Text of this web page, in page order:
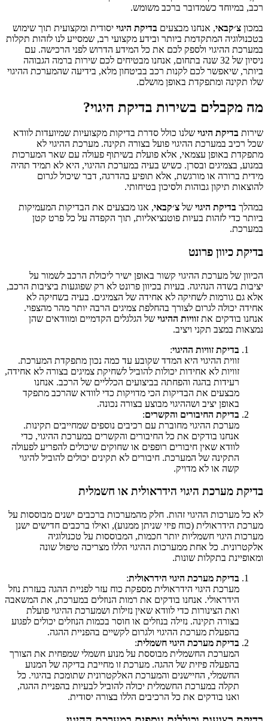
רכב, במיוחד כשמדובר ברכב משומש.
במכון צ׳קבאי, אנחנו מבצעים בדיקת היגוי יסודית ומקצועית תוך שימוש
בטכנולוגיה המתקדמת ביותר ובידע מקצועי רב, שמסייע לנו לזהות תקלות
במערכת ההיגוי ולספק לכם את כל המידע הדרוש לפני הרכישה. עם
ניסיון של 32 שנה בתחום, אנחנו מבטיחים לכם שירות ברמה הגבוהה
ביותר, שיאפשר לכם לקנות רכב בביטחון מלא, בידיעה שהמערכת ההיגוי
שלו תקינה ומתפקדת באופן מושלם.
מה מקבלים בשירות בדיקת היגוי?
שירות בדיקת היגוי שלנו כולל סדרת בדיקות מקצועיות שמיועדות לוודא
שכל רכיב במערכת ההיגוי פועל בצורה תקינה. מערכת ההיגוי לא
מתפקדת באופן עצמאי, אלא פועלת בשיתוף פעולה עם שאר המערכות
במנוע, בצמיגים ובסרן. כשיש בעיה במערכת ההיגוי, היא לא תמיד תהיה
מידית ברורה או מורגשת, אלא תופיע בהדרגה, דבר שיכול לגרום
להוצאות תיקון גבוהות ולסיכון בטיחותי.
במהלך בדיקת היגוי של צ׳קבאי, אנו מבצעים את הבדיקות המעמיקות
ביותר כדי לזהות בעיות פוטנציאליות, תוך הקפדה על כל פרט קטן
במערכת.
בדיקת כיוון פרונט
הכיוון של מערכת ההיגוי קשור באופן ישיר ליכולת הרכב לשמור על
יציבות בשדה הנהיגה. בעיות בכיוון פרונט לא רק שפוגעות ביציבות הרכב,
אלא גם גורמות לשחיקה לא אחידה של הצמיגים. בעיה בשחיקה לא
אחידה יכולה לגרום לצורך בהחלפת צמיגים הרבה יותר מהר מהצפוי.
אנחנו בודקים את זוויות ההיגוי של הגלגלים הקדמיים ומוודאים שהן
נמצאות במצב תקני ויציב.
בדיקת זוויות ההיגוי:
זווית ההיגוי היא המדד שקובע עד כמה נכון מתפקדת המערכת.
זוויות לא אחידות יכולות להוביל לשחיקת צמיגים בצורה לא אחידה,
רעידות בהגה והפחתה בביצועים הכלליים של הרכב. אנחנו
מבצעים את הבדיקות הכי מדויקות כדי לוודא שהרכב מתפקד
באופן יציב ושההיגוי מבוצע בצורה נכונה.
בדיקת החיבורים והקשרים:
מערכת ההיגוי מחוברת עם רכיבים נוספים שמחייבים תקינות.
אנחנו בודקים את כל החיבורים והקשרים במערכת ההיגוי, כדי
לוודא שאין חיבורים רופפים או שחוקים שיכולים להפריע לפעולה
התקינה של המערכת. חיבורים לא תקינים יכולים להוביל להיגוי
קשה או לא מדויק.
בדיקת מערכת היגוי הידראולית או חשמלית
לא כל מערכות ההיגוי זהות. חלק מהמערכות ברכבים ישנים מבוססות על
מערכת הידראולית (כוח פיזי שניתן ממנוע), ואילו ברכבים חדישים ישנן
מערכות היגוי חשמליות יותר חכמות, המבוססות על טכנולוגיה
אלקטרונית. כל אחת ממערכות ההיגוי הללו מצריכה טיפול שונה
ומאופיינת בתקלות שונות.
בדיקת מערכת היגוי הידראולית:
מערכת היגוי הידראולית מספקת כוח עזר לפניית ההגה בעזרת נוזל
הידראולי. אנחנו בודקים את רמות הנוזלים במערכת, את המשאבה
ואת הצינורות כדי לוודא שאין נזילות ושמערכת ההיגוי פועלת
בצורה תקינה. נזילה בנוזלים או חוסר בכמות הנוזלים יכולים לפגוע
בהפעלת מערכת ההיגוי ולגרום לקשיים בהפניית ההגה.
בדיקת מערכת היגוי חשמלית:
המערכת החשמלית מבוססת על מנוע חשמלי שמפחית את הצורך
בהפעלה פיזית של ההגה. מערכת זו מחייבת בדיקה של המנוע
החשמלי, החיישנים והמערכת האלקטרונית שתומכת בהיגוי. כל
תקלה במערכת החשמלית יכולה להוביל לבעיות בהפניית ההגה,
ואנו בודקים את כל הרכיבים הללו בצורה יסודית.